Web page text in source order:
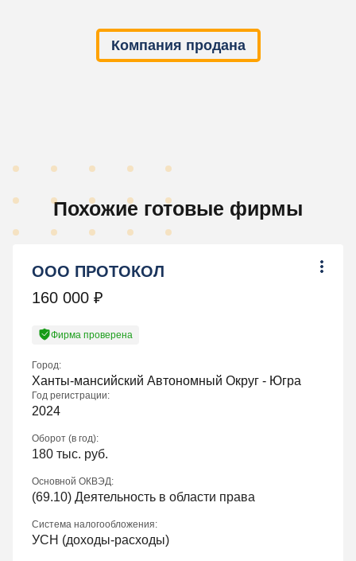
Компания продана
Похожие готовые фирмы
ООО ПРОТОКОЛ
160 000 ₽
Фирма проверена
Город:
Ханты-мансийский Автономный Округ - Югра
Год регистрации:
2024
Оборот (в год):
180 тыс. руб.
Основной ОКВЭД:
(69.10) Деятельность в области права
Система налогообложения:
УСН (доходы-расходы)